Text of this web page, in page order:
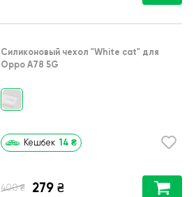
Силиконовый чехол "White cat" для
Oppo A78 5G
Кешбек 14 ₴
400 ₴ 279 ₴